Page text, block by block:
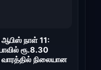
நாள் 11:
ரூ.8.30
நிலையான